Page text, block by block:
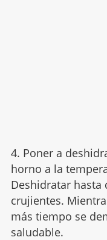
4. Poner a
horno a la
Deshidratar hasta
crujientes.
más tiempo se
saludable.